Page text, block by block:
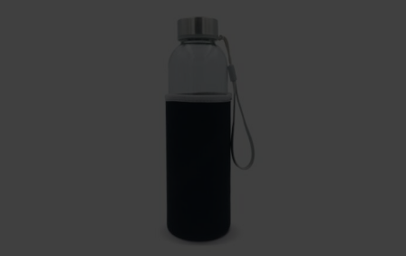
Sleutelhangers & Tools
Gezondheid & Verzorging